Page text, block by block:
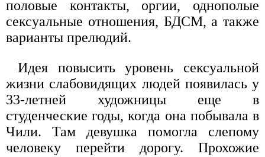
половые контакты, оргии, однополые
сексуальные отношения, БДСМ, а также
варианты прелюдий.
Идея повысить уровень сексуальной
жизни слабовидящих людей появилась у
33-летней художницы еще в
студенческие годы, когда она побывала в
Чили. Там девушка помогла слепому
человеку перейти дорогу. Прохожие